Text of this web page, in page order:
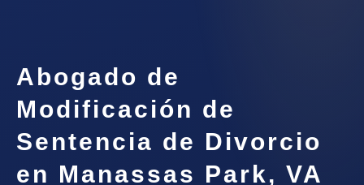
Abogado de
Modificación de
Sentencia de Divorcio
en Manassas Park, VA